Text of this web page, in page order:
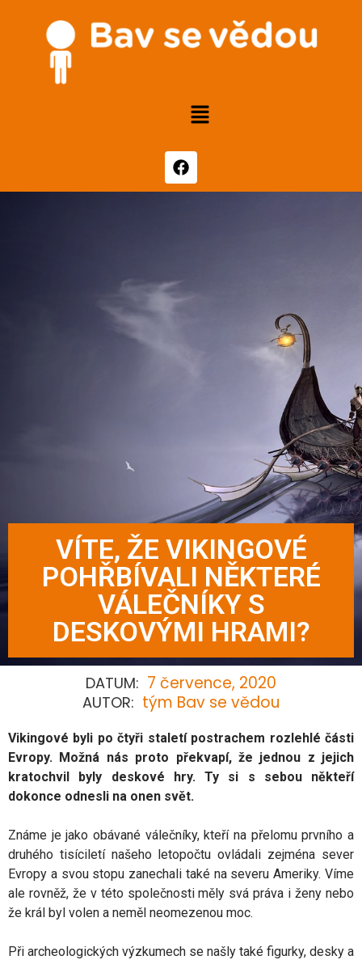
VÍTE, ŽE VIKINGOVÉ
POHŘBÍVALI NĚKTERÉ
VÁLEČNÍKY S
DESKOVÝMI HRAMI?
DATUM: 7 července, 2020
AUTOR: tým Bav se vědou
Vikingové byli po čtyři staletí postrachem rozlehlé části
Evropy. Možná nás proto překvapí, že jednou z jejich
kratochvil byly deskové hry. Ty si s sebou někteří
dokonce odnesli na onen svět.
Známe je jako obávané válečníky, kteří na přelomu prvního a
druhého tisíciletí našeho letopočtu ovládali zejména sever
Evropy a svou stopu zanechali také na severu Ameriky. Víme
ale rovněž, že v této společnosti měly svá práva i ženy nebo
že král byl volen a neměl neomezenou moc.
Při archeologických výzkumech se našly také figurky, desky a